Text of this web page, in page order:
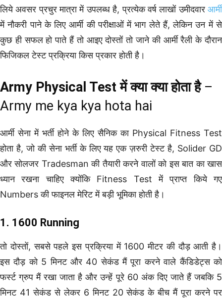
लिये अवसर प्रचुर मात्रा में उपलब्ध है, प्रत्येक वर्ष लाखों उमीदवार आर्मी
में नौकरी पाने के लिए आर्मी की परीक्षाओं में भाग लेते हैं, लेकिन उन में से
कुछ ही सफल हो पाते हैं तो आइए दोस्तों तो जाने की आर्मी रैली के दौरान
फिजिकल टेस्ट प्रक्रिया किस प्रकार होती है।
Army Physical Test में क्या क्या होता है–
Army me kya kya hota hai
आर्मी सेना में भर्ती होने के लिए सैनिक का Physical Fitness Test
होता है, जो की सेना भर्ती के लिए यह एक ज़रुरी टेस्ट है, Solider GD
और सोलजर Tradesman की तैयारी करने वालों को इस बात का खास
ध्यान रखना चाहिए क्योंकि Fitness Test में प्राप्त किये गए
Numbers की फाइनल मेरिट में बड़ी भूमिका होती है।
1. 1600 Running
तो दोस्तों, सबसे पहले इस प्रक्रिया में 1600 मीटर की दौड़ आती है।
इस दौड़ को 5 मिनट और 40 सेकंड मैं पूरा करने वाले कैंडिडेट्स को
फर्स्ट ग्रुप मैं रखा जाता है और उन्हें पूरे 60 अंक दिए जाते हैं जबकि 5
मिनट 41 सेकंड से लेकर 6 मिनट 20 सेकंड के बीच मैं पूरा करने पर